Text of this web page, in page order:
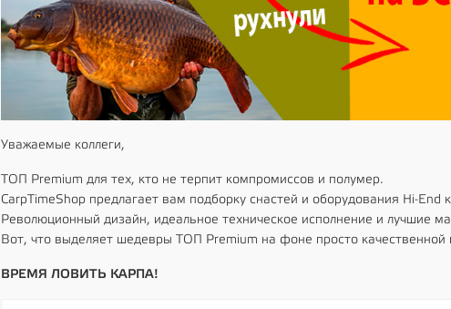
Уважаемые коллеги,
ТОП Premium для тех, кто не терпит компромиссов и полумер.
CarpTimeShop предлагает вам подборку снастей и оборудования Hi-End
Революционный дизайн, идеальное техническое исполнение и лучшие
Вот, что выделяет шедевры ТОП Premium на фоне просто качественной
ВРЕМЯ ЛОВИТЬ КАРПА!